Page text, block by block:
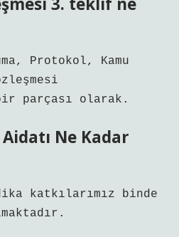
Protokol, Kamu
parçası olarak.
Ne Kadar
katkılarımız binde